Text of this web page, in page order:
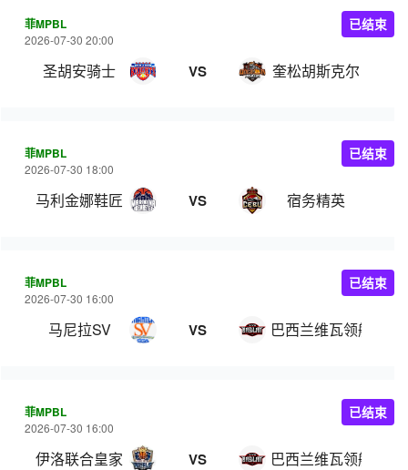
菲MPBL
2026-07-30 20:00
圣胡安骑士 VS 奎松胡斯克尔
已结束
菲MPBL
2026-07-30 18:00
马利金娜鞋匠 VS 宿务精英
已结束
菲MPBL
2026-07-30 16:00
马尼拉SV VS 巴西兰维瓦领航
已结束
菲MPBL
2026-07-30 16:00
伊洛联合皇家 VS 巴西兰维瓦领航
已结束